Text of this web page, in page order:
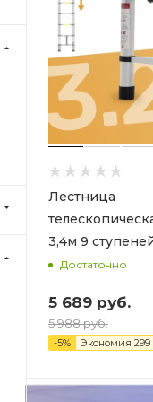
Лестница
3,4м 9
Достаточно
5 689 руб.
5 988руб.
-5% Экономия 299